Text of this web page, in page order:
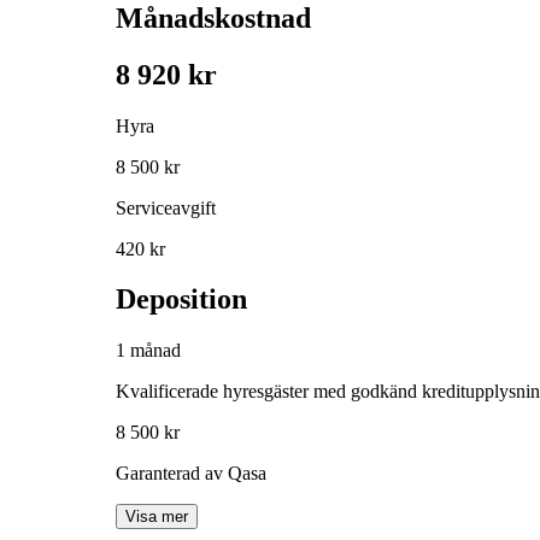
Månadskostnad
8 920 kr
Hyra
8 500 kr
Serviceavgift
420 kr
Deposition
1 månad
Kvalificerade hyresgäster med godkänd
8 500 kr
Garanterad av Qasa
Visa mer